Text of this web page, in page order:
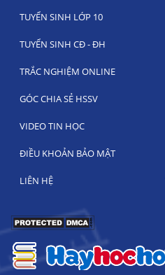
TUYỂN SINH LỚP 10
TUYỂN SINH CĐ - ĐH
TRẮC NGHIỆM ONLINE
GÓC CHIA SẺ HSSV
VIDEO TIN HỌC
ĐIỀU KHOẢN BẢO MẬT
LIÊN HỆ